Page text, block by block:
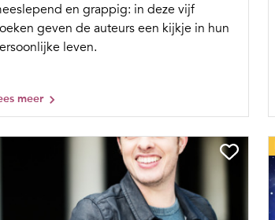
en grappig: in deze vijf
geven de auteurs een kijkje in hun
leven.
meer